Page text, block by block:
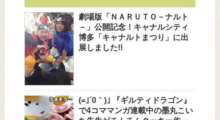
劇場版「ＮＡＲＵＴＯ－ナルト
－」公開記念！キャナルシティ
博多「キャナルトまつり」に出
展しました!!
(=｣´0｀)｣ 『ギルティドラゴン』
で4コママンガ連載中の墨丸こい